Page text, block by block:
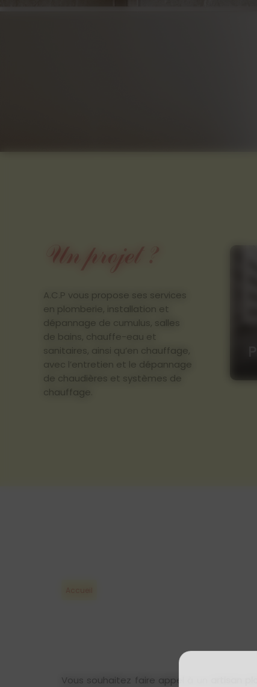
Un projet ?
A.C.P vous propose ses services
en plomberie, installation et
dépannage de cumulus, salles
de bains, chauffe-eau et
sanitaires, ainsi qu’en chauffage,
avec l’entretien et le dépannage
de chaudières et systèmes de
chauffage.
Vous souhaitez faire appel à un